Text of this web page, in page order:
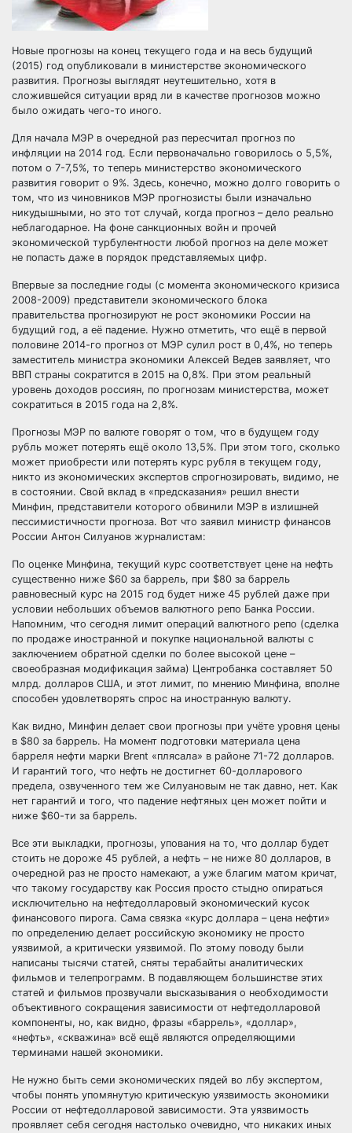
Новые прогнозы на конец текущего года и на весь будущий
(2015) год опубликовали в министерстве экономического
развития. Прогнозы выглядят неутешительно, хотя в
сложившейся ситуации вряд ли в качестве прогнозов можно
было ожидать чего-то иного.
Для начала МЭР в очередной раз пересчитал прогноз по
инфляции на 2014 год. Если первоначально говорилось о 5,5%,
потом о 7-7,5%, то теперь министерство экономического
развития говорит о 9%. Здесь, конечно, можно долго говорить о
том, что из чиновников МЭР прогнозисты были изначально
никудышными, но это тот случай, когда прогноз – дело реально
неблагодарное. На фоне санкционных войн и прочей
экономической турбулентности любой прогноз на деле может
не попасть даже в порядок представляемых цифр.
Впервые за последние годы (с момента экономического кризиса
2008-2009) представители экономического блока
правительства прогнозируют не рост экономики России на
будущий год, а её падение. Нужно отметить, что ещё в первой
половине 2014-го прогноз от МЭР сулил рост в 0,4%, но теперь
заместитель министра экономики Алексей Ведев заявляет, что
ВВП страны сократится в 2015 на 0,8%. При этом реальный
уровень доходов россиян, по прогнозам министерства, может
сократиться в 2015 года на 2,8%.
Прогнозы МЭР по валюте говорят о том, что в будущем году
рубль может потерять ещё около 13,5%. При этом того, сколько
может приобрести или потерять курс рубля в текущем году,
никто из экономических экспертов спрогнозировать, видимо, не
в состоянии. Свой вклад в «предсказания» решил внести
Минфин, представители которого обвинили МЭР в излишней
пессимистичности прогноза. Вот что заявил министр финансов
России Антон Силуанов журналистам:
По оценке Минфина, текущий курс соответствует цене на нефть
существенно ниже $60 за баррель, при $80 за баррель
равновесный курс на 2015 год будет ниже 45 рублей даже при
условии небольших объемов валютного репо Банка России.
Напомним, что сегодня лимит операций валютного репо (сделка
по продаже иностранной и покупке национальной валюты с
заключением обратной сделки по более высокой цене –
своеобразная модификация займа) Центробанка составляет 50
млрд. долларов США, и этот лимит, по мнению Минфина, вполне
способен удовлетворять спрос на иностранную валюту.
Как видно, Минфин делает свои прогнозы при учёте уровня цены
в $80 за баррель. На момент подготовки материала цена
барреля нефти марки Brent «плясала» в районе 71-72 долларов.
И гарантий того, что нефть не достигнет 60-долларового
предела, озвученного тем же Силуановым не так давно, нет. Как
нет гарантий и того, что падение нефтяных цен может пойти и
ниже $60-ти за баррель.
Все эти выкладки, прогнозы, упования на то, что доллар будет
стоить не дороже 45 рублей, а нефть – не ниже 80 долларов, в
очередной раз не просто намекают, а уже благим матом кричат,
что такому государству как Россия просто стыдно опираться
исключительно на нефтедолларовый экономический кусок
финансового пирога. Сама связка «курс доллара – цена нефти»
по определению делает российскую экономику не просто
уязвимой, а критически уязвимой. По этому поводу были
написаны тысячи статей, сняты терабайты аналитических
фильмов и телепрограмм. В подавляющем большинстве этих
статей и фильмов прозвучали высказывания о необходимости
объективного сокращения зависимости от нефтедолларовой
компоненты, но, как видно, фразы «баррель», «доллар»,
«нефть», «скважина» всё ещё являются определяющими
терминами нашей экономики.
Не нужно быть семи экономических пядей во лбу экспертом,
чтобы понять упомянутую критическую уязвимость экономики
России от нефтедолларовой зависимости. Эта уязвимость
проявляет себя сегодня настолько очевидно, что никаких иных